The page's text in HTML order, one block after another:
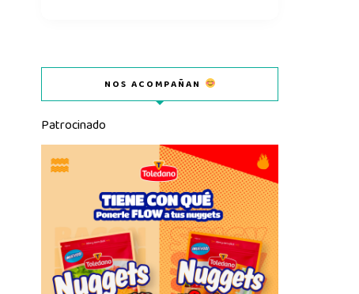
NOS ACOMPAÑAN
Patrocinado